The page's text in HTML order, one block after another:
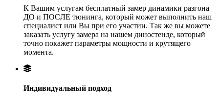
К Вашим услугам бесплатный замер динамики разгона
ДО и ПОСЛЕ тюнинга, который может выполнить наш
специалист или Вы при его участии. Так же вы можете
заказать услугу замера на нашем диностенде, который
точно покажет параметры мощности и крутящего
момента.
Индивидуальный подход